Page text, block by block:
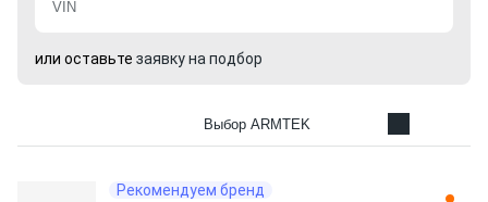
или оставьте заявку на подбор
Выбор ARMTEK
Рекомендуем бренд